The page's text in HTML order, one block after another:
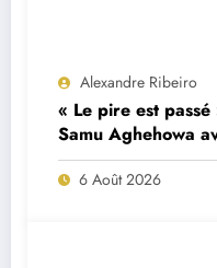
Alexandre Ribeiro
« Le pire est
Samu Aghehowa
Porto ?
6 Août 2026